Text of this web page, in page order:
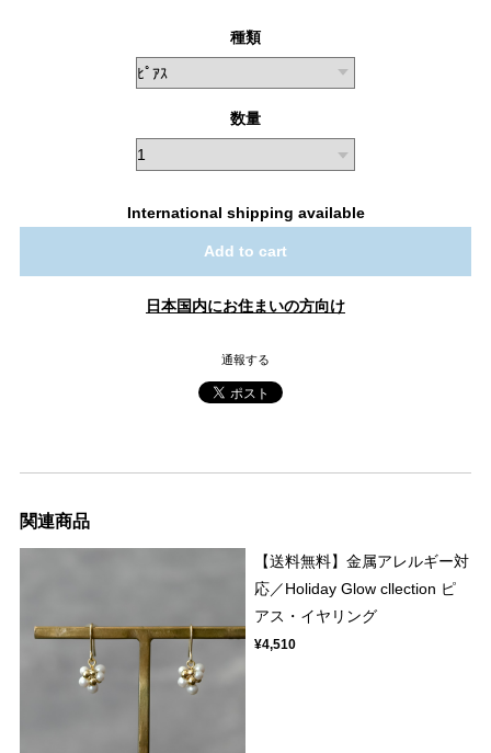
種類
数量
International shipping available
Add to cart
日本国内にお住まいの方向け
通報する
関連商品
【送料無料】金属アレルギー対
応／Holiday Glow cllection ピ
アス・イヤリング
¥4,510